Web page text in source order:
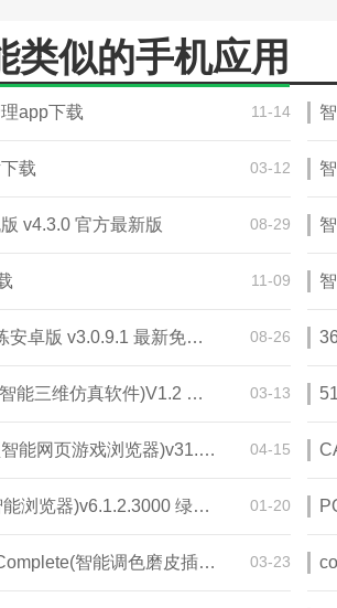
类似的手机应用
app下载 11-14
载 03-12
v4.3.0 官方最新版 08-29
11-09
1Coach智能教练安卓版 v3.0.9.1 最新免费版 08-26
3D One AI(人工智能三维仿真软件)V1.2 破解版 03-13
720浏览器(新型智能网页游戏浏览器)v31.4.0.0 最新版 04-15
Maxthon(双核智能浏览器)v6.1.2.3000 绿色版 01-20
PerfectlyClear Complete(智能调色磨皮插件)v3.12.2.2045 中文版 03-23